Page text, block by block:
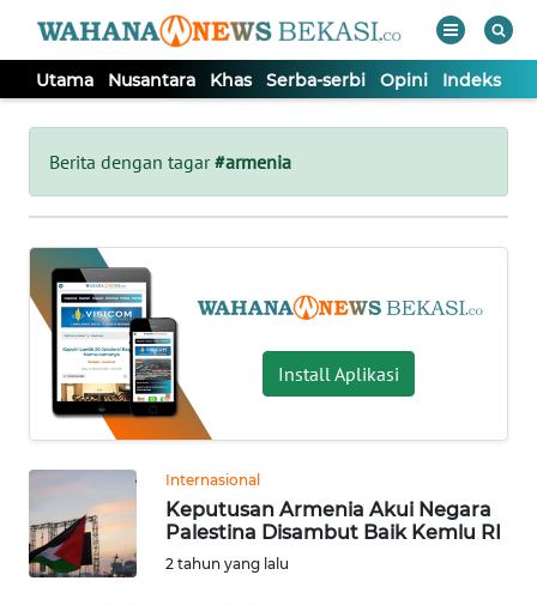
Utama Nusantara Khas Serba-serbi Opini Indeks
Berita dengan tagar#armenia
Install Aplikasi
Internasional
Keputusan Armenia Akui Negara
Palestina Disambut Baik Kemlu RI
2 tahun yang lalu
Tutup
UTAMA
NUSANTARA
KHAS
SERBA-
SERBI
OPINI
Informasi